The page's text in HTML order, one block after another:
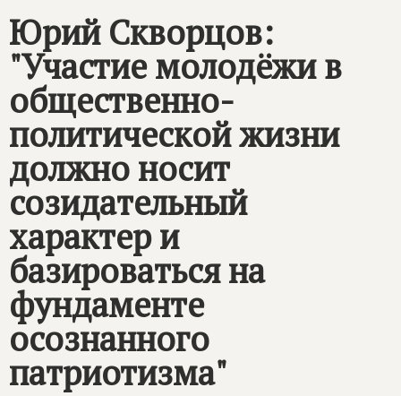
Фото/Видео
Юрий Скворцов:
"Участие молодёжи в
общественно-
политической жизни
должно носит
созидательный
характер и
базироваться на
фундаменте
осознанного
патриотизма"